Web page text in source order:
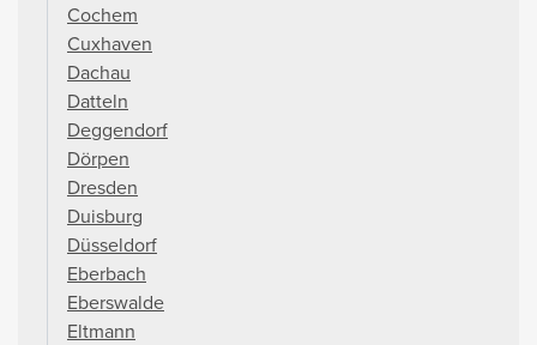
Cochem
Cuxhaven
Dachau
Datteln
Deggendorf
Dörpen
Dresden
Duisburg
Düsseldorf
Eberbach
Eberswalde
Eltmann